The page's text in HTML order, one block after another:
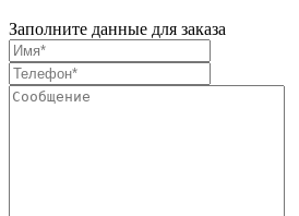
Заполните данные для заказа